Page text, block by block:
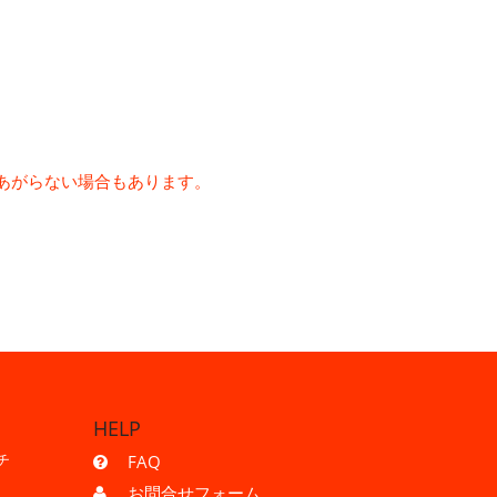
らない場合もあります。
HELP
FAQ
お問合せフォーム